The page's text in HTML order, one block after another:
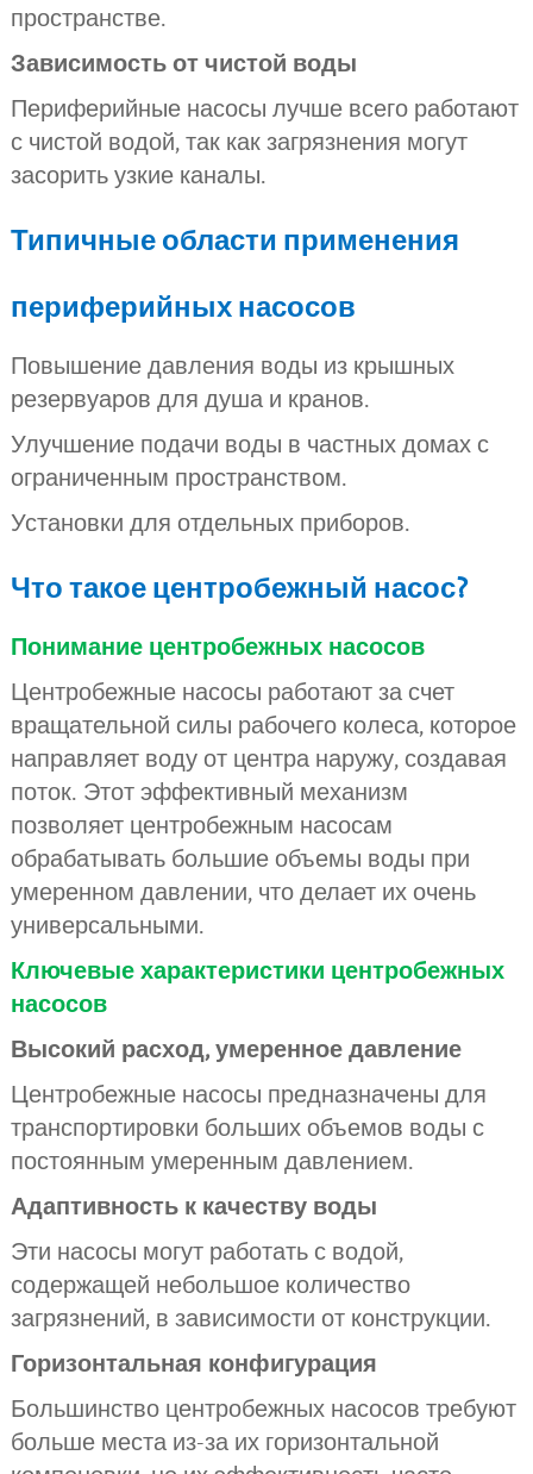
пространстве.
Зависимость от чистой воды
Периферийные насосы лучше всего работают
с чистой водой, так как загрязнения могут
засорить узкие каналы.
Типичные области применения
периферийных насосов
Повышение давления воды из крышных
резервуаров для душа и кранов.
Улучшение подачи воды в частных домах с
ограниченным пространством.
Установки для отдельных приборов.
Что такое центробежный насос?
Понимание центробежных насосов
Центробежные насосы работают за счет
вращательной силы рабочего колеса, которое
направляет воду от центра наружу, создавая
поток. Этот эффективный механизм
позволяет центробежным насосам
обрабатывать большие объемы воды при
умеренном давлении, что делает их очень
универсальными.
Ключевые характеристики центробежных
насосов
Высокий расход, умеренное давление
Центробежные насосы предназначены для
транспортировки больших объемов воды с
постоянным умеренным давлением.
Адаптивность к качеству воды
Эти насосы могут работать с водой,
содержащей небольшое количество
загрязнений, в зависимости от конструкции.
Горизонтальная конфигурация
Большинство центробежных насосов требуют
больше места из-за их горизонтальной